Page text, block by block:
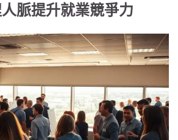
脈提升就業競爭力